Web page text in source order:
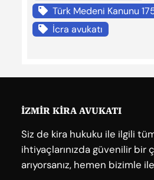
Türk Medeni Kanunu
İcra avukatı
İZMİR KİRA AVUKATI
Siz de kira hukuku ile ilgili
ihtiyaçlarınızda güvenilir bir
arıyorsanız, hemen bizimle